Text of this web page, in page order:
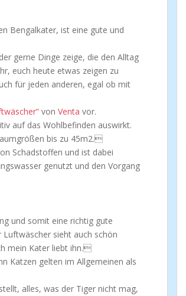
Bengalkater, ist eine gute und
gerne Dinge zeige, die den Alltag
euch heute etwas zeigen zu
für jeden anderen, egal ob mit
von Venta vor.
auf das Wohlbefinden auswirkt.
bis zu 45m2.
Schadstoffen und ist dabei
genutzt und den Vorgang
und somit eine richtig gute
sieht auch schön
mein Kater liebt ihn.
Katzen gelten im Allgemeinen als
alles, was der Tiger nicht mag,